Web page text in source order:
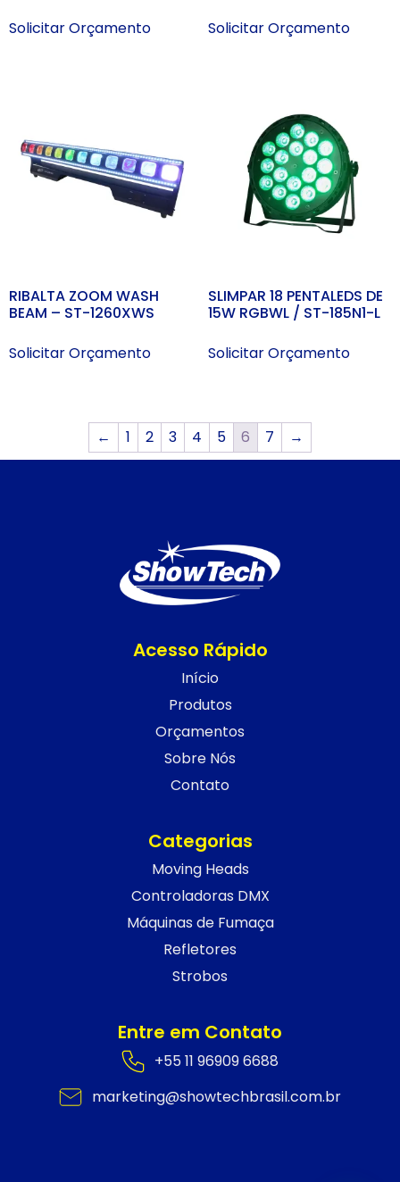
Solicitar Orçamento
Solicitar Orçamento
RIBALTA ZOOM WASH
BEAM – ST-1260XWS
Solicitar Orçamento
SLIMPAR 18 PENTALEDS DE
15W RGBWL / ST-185N1-L
Solicitar Orçamento
← 1 2 3 4 5 6 7 →
Acesso Rápido
Início
Produtos
Orçamentos
Sobre Nós
Contato
Categorias
Moving Heads
Controladoras DMX
Máquinas de Fumaça
Refletores
Strobos
Entre em Contato
+55 11 96909 6688
marketing@showtechbrasil.com.br